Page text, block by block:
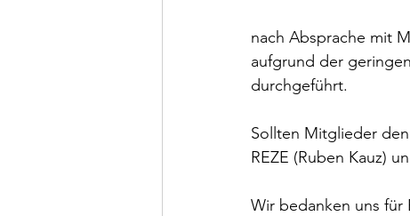
nach Absprache mit
aufgrund der
durchgeführt.
Sollten Mitglieder
REZE (Ruben Kauz)
Wir bedanken uns für